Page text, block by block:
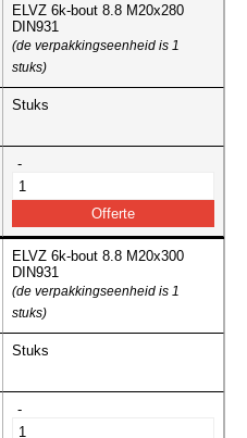
ELVZ 6k-bout 8.8 M20x280
DIN931
(de verpakkingseenheid is 1
stuks)
Stuks
-
ELVZ 6k-bout 8.8 M20x300
DIN931
(de verpakkingseenheid is 1
stuks)
Stuks
-